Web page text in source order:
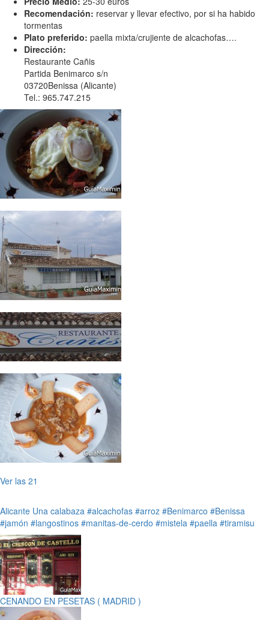
Recomendación: reservar y llevar efectivo, por si ha habido
tormentas
Plato preferido: paella mixta/crujiente de alcachofas….
Dirección:
Restaurante Cañis
Partida Benimarco s/n
03720Benissa (Alicante)
Tel.: 965.747.215
Ver las 21
Alicante Una calabaza #alcachofas #arroz #Benimarco #Benissa
#jamón #langostinos #manitas-de-cerdo #mistela #paella #tiramisu
CENANDO EN PESETAS ( MADRID )